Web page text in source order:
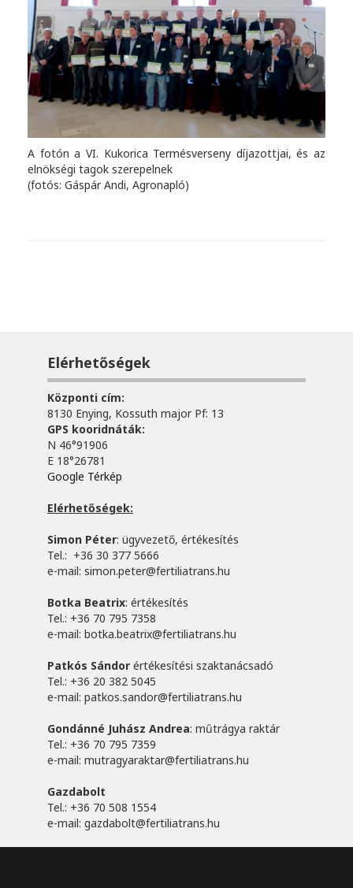
A fotón a VI. Kukorica Termésverseny díjazottjai, és az
elnökségi tagok szerepelnek
(fotós: Gáspár Andi, Agronapló)
Elérhetőségek
Központi cím:
8130 Enying, Kossuth major Pf: 13
GPS kooridnáták:
N 46°91906
E 18°26781
Google Térkép
Elérhetőségek:
Simon Péter: ügyvezető, értékesítés
Tel.: +36 30 377 5666
e-mail: simon.peter@fertiliatrans.hu
Botka Beatrix: értékesítés
Tel.: +36 70 795 7358
e-mail: botka.beatrix@fertiliatrans.hu
Patkós Sándor értékesítési szaktanácsadó
Tel.: +36 20 382 5045
e-mail: patkos.sandor@fertiliatrans.hu
Gondánné Juhász Andrea: műtrágya raktár
Tel.: +36 70 795 7359
e-mail: mutragyaraktar@fertiliatrans.hu
Gazdabolt
Tel.: +36 70 508 1554
e-mail: gazdabolt@fertiliatrans.hu